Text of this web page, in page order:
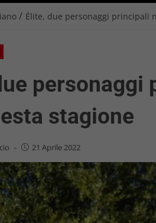
/ Élite, due personaggi principali
stagione
- 21 Aprile 2022